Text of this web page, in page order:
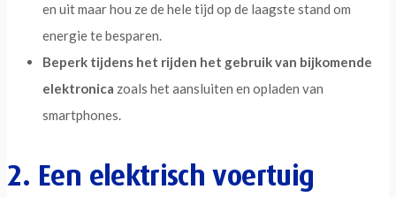
en uit maar hou ze de hele tijd op de laagste stand om
energie te besparen.
Beperk tijdens het rijden het gebruik van bijkomende
elektronica zoals het aansluiten en opladen van
smartphones.
2. Een elektrisch voertuig